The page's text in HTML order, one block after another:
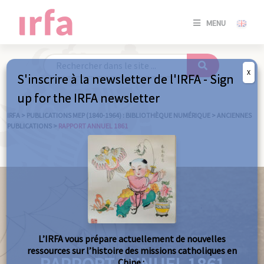
MENU
SE
/
IRFA > PUBLICATIONS MEP (1840-1964) : BIBLIOTHÈQUE NUMÉRIQUE > ANCIENNES
PUBLICATIONS > RAPPORT ANNUEL 1861
S'inscrire à la newsletter de l'IRFA - Sign
up for the IRFA newsletter
L’IRFA vous prépare actuellement de nouvelles
ressources sur l’histoire des missions catholiques en
X